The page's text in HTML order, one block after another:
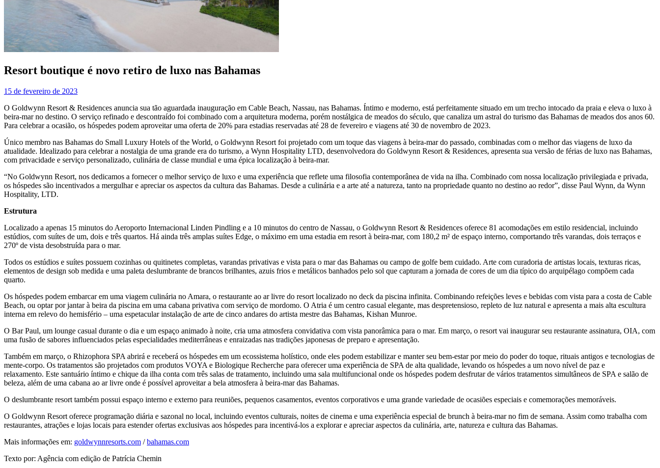
Resort boutique é novo retiro de luxo nas Bahamas
15 de fevereiro de 2023
O Goldwynn Resort & Residences anuncia sua tão aguardada inauguração em Cable Beach, Nassau, nas Bahamas. Íntimo e moderno, está perfeitamente situado em um trecho intocado da praia e eleva o luxo à
beira-mar no destino. O serviço refinado e descontraído foi combinado com a arquitetura moderna, porém nostálgica de meados do século, que canaliza um astral do turismo das Bahamas de meados dos anos 60.
Para celebrar a ocasião, os hóspedes podem aproveitar uma oferta de 20% para estadias reservadas até 28 de fevereiro e viagens até 30 de novembro de 2023.
Único membro nas Bahamas do Small Luxury Hotels of the World, o Goldwynn Resort foi projetado com um toque das viagens à beira-mar do passado, combinadas com o melhor das viagens de luxo da
atualidade. Idealizado para celebrar a nostalgia de uma grande era do turismo, a Wynn Hospitality LTD, desenvolvedora do Goldwynn Resort & Residences, apresenta sua versão de férias de luxo nas Bahamas,
com privacidade e serviço personalizado, culinária de classe mundial e uma épica localização à beira-mar.
“No Goldwynn Resort, nos dedicamos a fornecer o melhor serviço de luxo e uma experiência que reflete uma filosofia contemporânea de vida na ilha. Combinado com nossa localização privilegiada e privada,
os hóspedes são incentivados a mergulhar e apreciar os aspectos da cultura das Bahamas. Desde a culinária e a arte até a natureza, tanto na propriedade quanto no destino ao redor”, disse Paul Wynn, da Wynn
Hospitality, LTD.
Estrutura
Localizado a apenas 15 minutos do Aeroporto Internacional Linden Pindling e a 10 minutos do centro de Nassau, o Goldwynn Resort & Residences oferece 81 acomodações em estilo residencial, incluindo
estúdios, com suítes de um, dois e três quartos. Há ainda três amplas suítes Edge, o máximo em uma estadia em resort à beira-mar, com 180,2 m² de espaço interno, comportando três varandas, dois terraços e
270º de vista desobstruída para o mar.
Todos os estúdios e suítes possuem cozinhas ou quitinetes completas, varandas privativas e vista para o mar das Bahamas ou campo de golfe bem cuidado. Arte com curadoria de artistas locais, texturas ricas,
elementos de design sob medida e uma paleta deslumbrante de brancos brilhantes, azuis frios e metálicos banhados pelo sol que capturam a jornada de cores de um dia típico do arquipélago compõem cada
quarto.
Os hóspedes podem embarcar em uma viagem culinária no Amara, o restaurante ao ar livre do resort localizado no deck da piscina infinita. Combinando refeições leves e bebidas com vista para a costa de Cable
Beach, ou optar por jantar à beira da piscina em uma cabana privativa com serviço de mordomo. O Atria é um centro casual elegante, mas despretensioso, repleto de luz natural e apresenta a mais alta escultura
interna em relevo do hemisfério – uma espetacular instalação de arte de cinco andares do artista mestre das Bahamas, Kishan Munroe.
O Bar Paul, um lounge casual durante o dia e um espaço animado à noite, cria uma atmosfera convidativa com vista panorâmica para o mar. Em março, o resort vai inaugurar seu restaurante assinatura, OIA, com
uma fusão de sabores influenciados pelas especialidades mediterrâneas e enraizadas nas tradições japonesas de preparo e apresentação.
Também em março, o Rhizophora SPA abrirá e receberá os hóspedes em um ecossistema holístico, onde eles podem estabilizar e manter seu bem-estar por meio do poder do toque, rituais antigos e tecnologias de
mente-corpo. Os tratamentos são projetados com produtos VOYA e Biologique Recherche para oferecer uma experiência de SPA de alta qualidade, levando os hóspedes a um novo nível de paz e
relaxamento. Este santuário íntimo e chique da ilha conta com três salas de tratamento, incluindo uma sala multifuncional onde os hóspedes podem desfrutar de vários tratamentos simultâneos de SPA e salão de
beleza, além de uma cabana ao ar livre onde é possível aproveitar a bela atmosfera à beira-mar das Bahamas.
O deslumbrante resort também possui espaço interno e externo para reuniões, pequenos casamentos, eventos corporativos e uma grande variedade de ocasiões especiais e comemorações memoráveis.
O Goldwynn Resort oferece programação diária e sazonal no local, incluindo eventos culturais, noites de cinema e uma experiência especial de brunch à beira-mar no fim de semana. Assim como trabalha com
restaurantes, atrações e lojas locais para estender ofertas exclusivas aos hóspedes para incentivá-los a explorar e apreciar aspectos da culinária, arte, natureza e cultura das Bahamas.
Mais informações em: goldwynnresorts.com /bahamas.com
Texto por: Agência com edição de Patrícia Chemin